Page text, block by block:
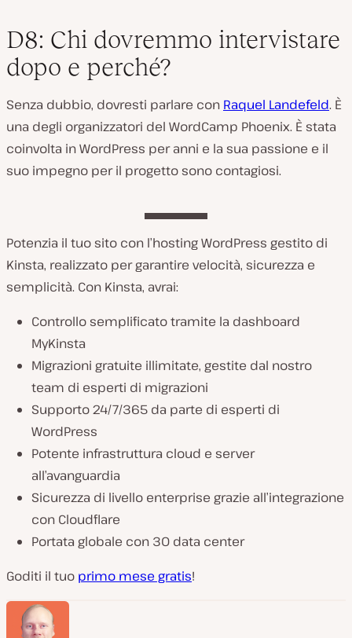
D8: Chi dovremmo intervistare
dopo e perché?
Senza dubbio, dovresti parlare con Raquel Landefeld. È
una degli organizzatori del WordCamp Phoenix. È stata
coinvolta in WordPress per anni e la sua passione e il
suo impegno per il progetto sono contagiosi.
Potenzia il tuo sito con l’hosting WordPress gestito di
Kinsta, realizzato per garantire velocità, sicurezza e
semplicità. Con Kinsta, avrai:
Controllo semplificato tramite la dashboard
MyKinsta
Migrazioni gratuite illimitate, gestite dal nostro
team di esperti di migrazioni
Supporto 24/7/365 da parte di esperti di
WordPress
Potente infrastruttura cloud e server
all’avanguardia
Sicurezza di livello enterprise grazie all’integrazione
con Cloudflare
Portata globale con 30 data center
Goditi il tuo primo mese gratis!